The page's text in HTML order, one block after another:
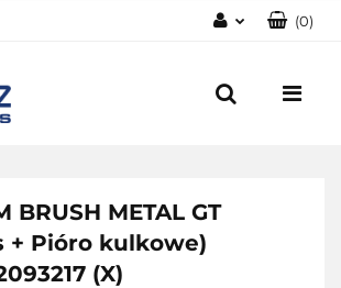
Zarejestruj się
(0)
BRUSH METAL GT
+ Pióro kulkowe)
(X)